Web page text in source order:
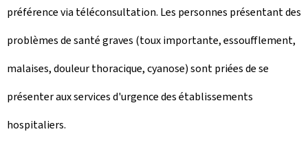
préférence via téléconsultation. Les personnes présentant des
problèmes de santé graves (toux importante, essoufflement,
malaises, douleur thoracique, cyanose) sont priées de se
présenter aux services d'urgence des établissements
hospitaliers.